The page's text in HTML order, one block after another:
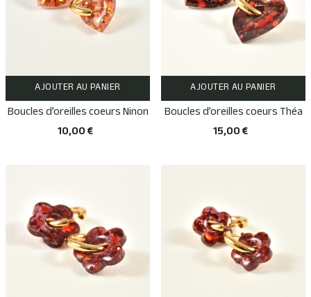
AJOUTER AU PANIER
Boucles d’oreilles coeurs Ninon
10,00 €
AJOUTER AU PANIER
Boucles d’oreilles coeurs Théa
15,00 €